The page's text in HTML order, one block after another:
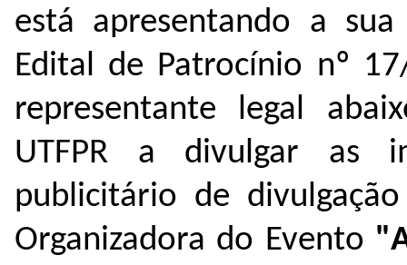
está apresentando a
Edital de Patrocínio nº
representante legal
UTFPR a divulgar as
publicitário de
Organizadora do Evento